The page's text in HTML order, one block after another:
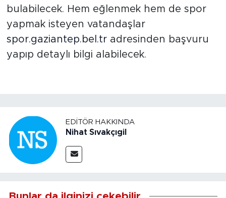
bulabilecek. Hem eğlenmek hem de spor
yapmak isteyen vatandaşlar
spor.gaziantep.bel.tradresinden başvuru
yapıp detaylı bilgi alabilecek.
EDITÖR HAKKINDA
Nihat Sıvakçıgil